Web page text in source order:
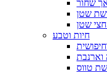
שחור
שטן
שטן
חיות וטבע
וארנבת
טווס